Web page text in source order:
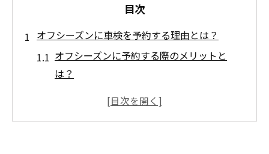
目次
オフシーズンに車検を予約する理由とは？
オフシーズンに予約する際のメリットと
は？
混雑を避けられる季節選びのポイント